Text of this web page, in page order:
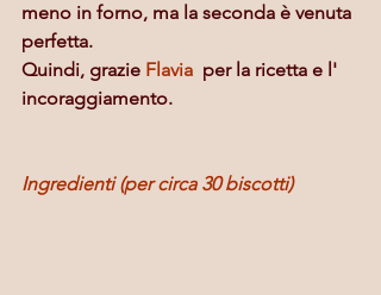
meno in forno, ma la seconda è venuta
perfetta.
Quindi, grazie Flavia
  per la ricetta e l'
incoraggiamento.
Ingredienti (per circa 30 biscotti)